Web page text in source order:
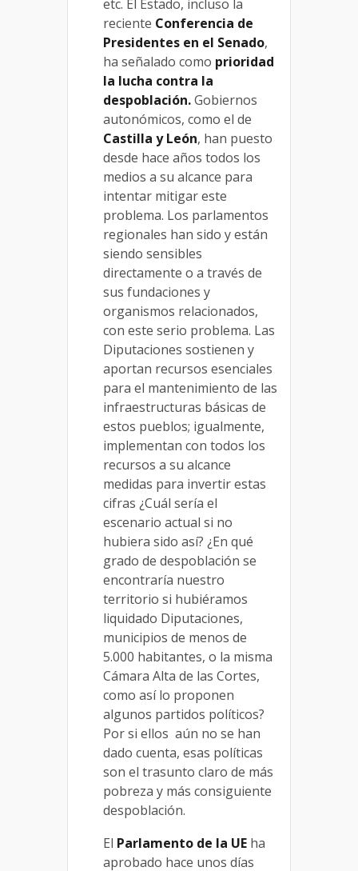
etc. El Estado, incluso la
reciente Conferencia de
Presidentes en el Senado,
ha señalado como prioridad
la lucha contra la
despoblación.Gobiernos
autonómicos, como el de
Castilla y León, han puesto
desde hace años todos los
medios a su alcance para
intentar mitigar este
problema. Los parlamentos
regionales han sido y están
siendo sensibles
directamente o a través de
sus fundaciones y
organismos relacionados,
con este serio problema. Las
Diputaciones sostienen y
aportan recursos esenciales
para el mantenimiento de las
infraestructuras básicas de
estos pueblos; igualmente,
implementan con todos los
recursos a su alcance
medidas para invertir estas
cifras ¿Cuál sería el
escenario actual si no
hubiera sido así? ¿En qué
grado de despoblación se
encontraría nuestro
territorio si hubiéramos
liquidado Diputaciones,
municipios de menos de
5.000 habitantes, o la misma
Cámara Alta de las Cortes,
como así lo proponen
algunos partidos políticos?
Por si ellos aún no se han
dado cuenta, esas políticas
son el trasunto claro de más
pobreza y más consiguiente
despoblación.
El Parlamento de la UE ha
aprobado hace unos días